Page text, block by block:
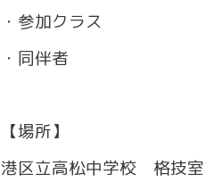
・参加クラス
・同伴者
【場所】
港区立高松中学校 格技室